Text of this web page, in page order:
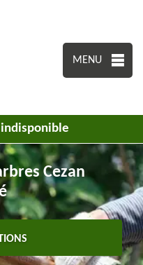
MENU
indisponible
Cezan